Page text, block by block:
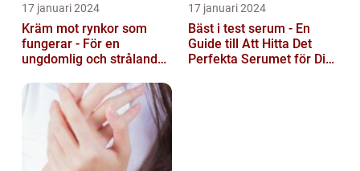
17 januari 2024
Kräm mot rynkor som
fungerar - För en
ungdomlig och strålande
17 januari 2024
Bäst i test serum - En
Guide till Att Hitta Det
Perfekta Serumet för Din